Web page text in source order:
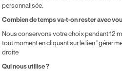
au fur et à mesure.
ne présentent l’épreuve
même qu’ils ne s’inscrivent
d’initiations à la sécurité
d’essayer la piste
personnalisée.
Combien de temps va-t-on rester avec
Nous conservons votre choix pendant 12
tout moment en cliquant sur le lien "gérer
droite
Qui nous utilise ?
Axeptio